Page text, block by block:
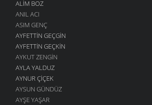
ALIM BOZ
ANIL ACI
ASIM GENÇ
AYFETTIN GEÇGIN
AYFETTIN GEÇKIN
AYKUT ZENGIN
AYLA YALDUZ
AYNUR ÇIÇEK
AYSUN GÜNDÜZ
AYŞE YAŞAR